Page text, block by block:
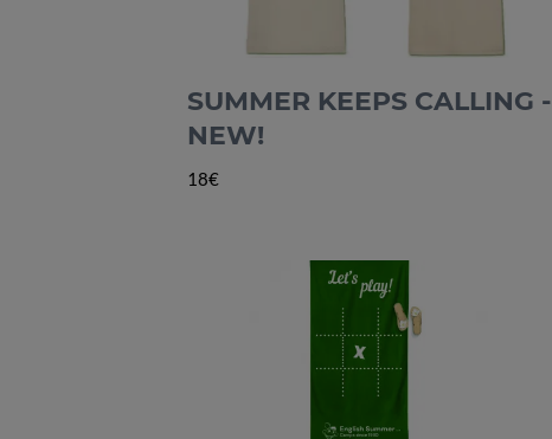
SUMMER KEEPS CALLING -
NEW!
18€